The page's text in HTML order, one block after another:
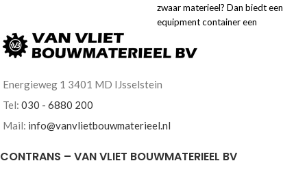
hebben wij een controlroom
containers geleverd. Speciaal voor
landaanwinning, haven
infrastructuur, offshore diensten
voor olie- en gasindustrie, en
windenergie.
raam met transport luiken ✓ 1x
zwaar materieel? Dan biedt een
equipment container een
container is speciaal ontworpen
techniek. De constructie is voorzien
gewichten kunnen dragen, evenals
Energieweg 1 3401 MD IJsselstein
Tel: 030 - 6880 200
Mail: info@vanvlietbouwmaterieel.nl
CONTRANS – VAN VLIET BOUWMATERIEEL BV